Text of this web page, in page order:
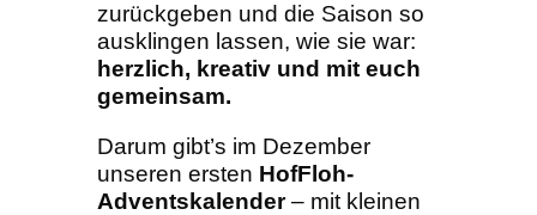
zurückgeben und die Saison so
ausklingen lassen, wie sie war:
herzlich, kreativ und mit euch
gemeinsam.
Darum gibt’s im Dezember
unseren ersten HofFloh-
Adventskalender– mit kleinen